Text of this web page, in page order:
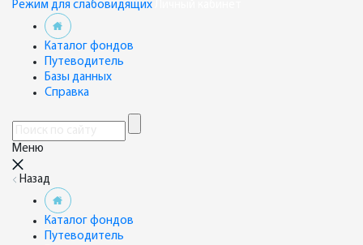
Режим для слабовидящих
Каталог фондов
Путеводитель
Базы данных
Справка
Меню
Назад
Каталог фондов
Путеводитель